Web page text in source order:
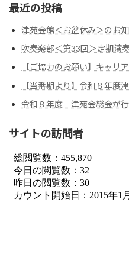
最近の投稿
津苑会館＜お盆休み＞のお
吹奏楽部＜第33回＞定期演
【ご協力のお願い】キャリ
【当番期より】令和８年度
令和８年度 津苑会総会が行
サイトの訪問者